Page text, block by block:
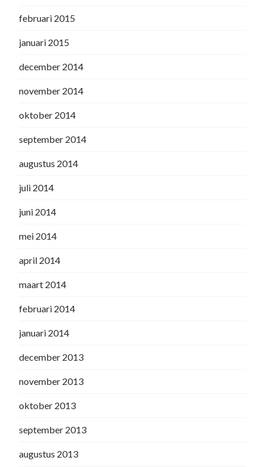
februari 2015
januari 2015
december 2014
november 2014
oktober 2014
september 2014
augustus 2014
juli 2014
juni 2014
mei 2014
april 2014
maart 2014
februari 2014
januari 2014
december 2013
november 2013
oktober 2013
september 2013
augustus 2013